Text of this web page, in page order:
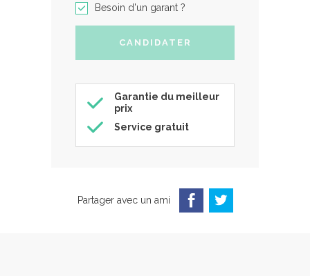
Besoin d'un garant ?
Garantie du meilleur
prix
Service gratuit
Partager avec un ami